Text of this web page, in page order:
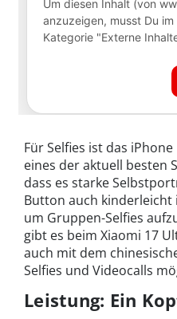
Für Selfies ist das
eines der aktuell besten
dass es starke
Button auch kinderleicht
um Gruppen-Selfies
gibt es beim Xiaomi 17
auch mit dem
Selfies und Videocalls
Leistung: Ein